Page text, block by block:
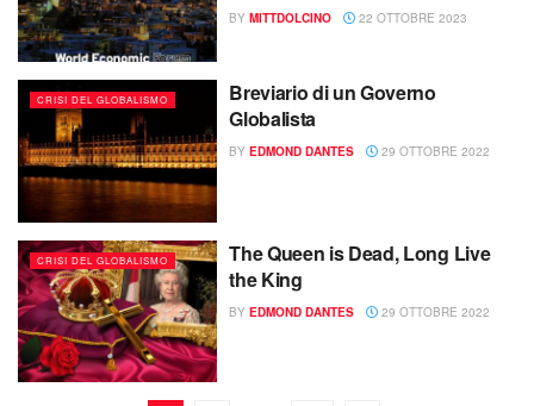
BY MITTDOLCINO 22 OTTOBRE 2023
CRISI DEL GLOBALISMO
Breviario di un Governo
Globalista
BY EDMOND DANTES 29 OTTOBRE 2022
CRISI DEL GLOBALISMO
The Queen is Dead, Long Live
the King
BY EDMOND DANTES 29 OTTOBRE 2022